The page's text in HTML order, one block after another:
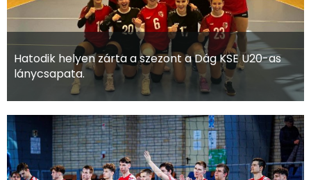
Hatodik helyen zárta a szezont a Dág KSE U20-as
lánycsapata.